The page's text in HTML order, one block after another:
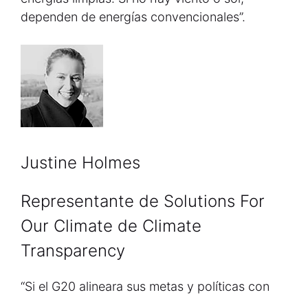
dependen de energías convencionales”.
Justine Holmes
Representante de Solutions For
Our Climate de Climate
Transparency
“Si el G20 alineara sus metas y políticas con